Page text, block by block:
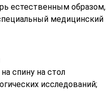
естественным образом,
медицинский
спину на стол
исследований;